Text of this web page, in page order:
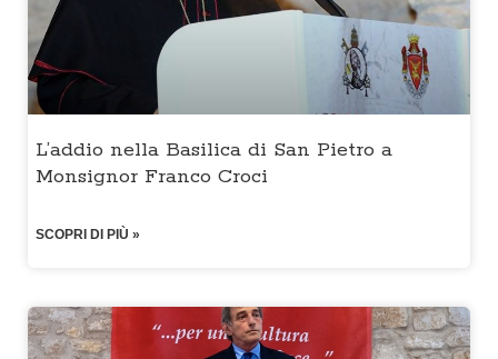
L’addio nella Basilica di San Pietro a
Monsignor Franco Croci
SCOPRI DI PIÙ »